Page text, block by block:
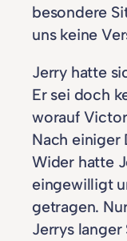
besondere
uns keine
Jerry hatte
Er sei doch
worauf
Nach einiger
Wider hatte
eingewilligt
getragen.
Jerrys